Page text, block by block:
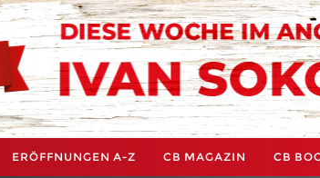
ERÖFFNUNGEN A-Z CB MAGAZIN CB